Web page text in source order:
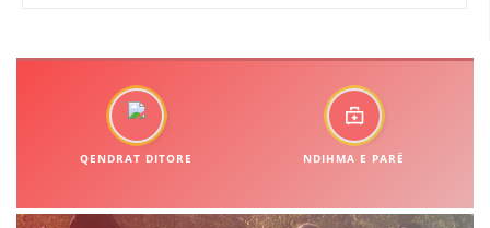
DORACAKË
QENDRAT DITORE NDIHMA E PARË